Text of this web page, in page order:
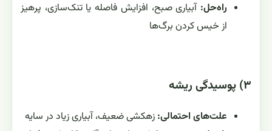
راه‌حل: آبیاری صبح، افزایش فاصله یا تنک‌سازی، پرهیز
از خیس کردن برگ‌ها
۳) پوسیدگی ریشه
علت‌های احتمالی: زهکشی ضعیف، آبیاری زیاد در سایه